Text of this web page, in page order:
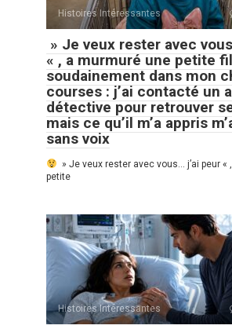
Histoires Intéressantes
» Je veux rester avec
« , a murmuré une petite
soudainement dans mon
courses : j’ai contacté un
détective pour retrouver
mais ce qu’il m’a appris
sans voix
» Je veux rester avec vous… j’ai peur «
petite
Histoires Intéressantes